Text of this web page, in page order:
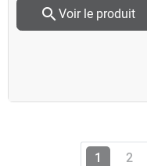
search Voir le produit
1 2